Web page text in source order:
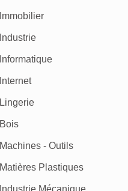
Immobilier
Industrie
Informatique
Internet
Lingerie
Bois
Machines - Outils
Matières Plastiques
Industrie Mécanique